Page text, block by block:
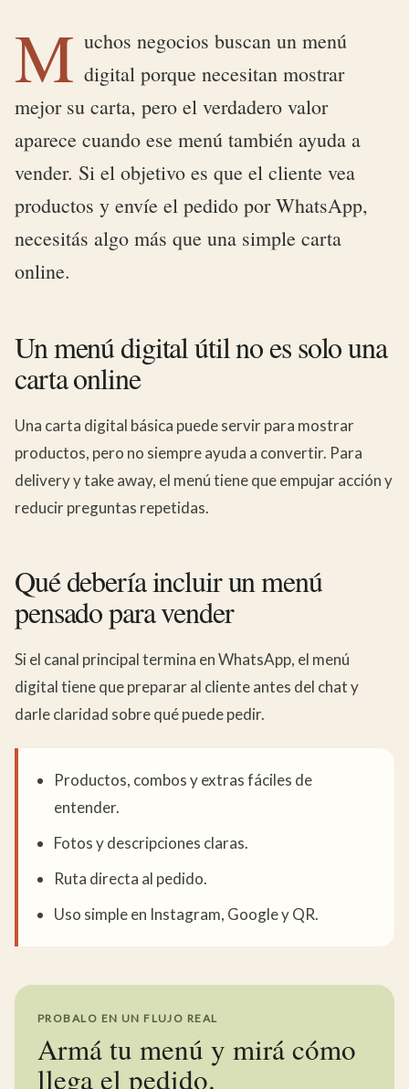
M uchos negocios buscan un menú
digital porque necesitan mostrar
mejor su carta, pero el verdadero valor
aparece cuando ese menú también ayuda a
vender. Si el objetivo es que el cliente vea
productos y envíe el pedido por WhatsApp,
necesitás algo más que una simple carta
online.
Un menú digital útil no es solo una
carta online
Una carta digital básica puede servir para mostrar
productos, pero no siempre ayuda a convertir. Para
delivery y take away, el menú tiene que empujar acción y
reducir preguntas repetidas.
Qué debería incluir un menú
pensado para vender
Si el canal principal termina en WhatsApp, el menú
digital tiene que preparar al cliente antes del chat y
darle claridad sobre qué puede pedir.
Productos, combos y extras fáciles de
entender.
Fotos y descripciones claras.
Ruta directa al pedido.
Uso simple en Instagram, Google y QR.
PROBALO EN UN FLUJO REAL
Armá tu menú y mirá cómo
llega el pedido.